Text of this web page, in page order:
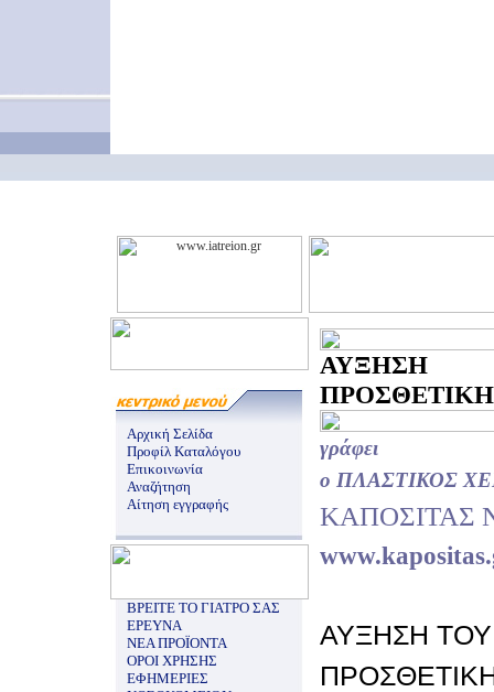
Αρχική Σελίδα
Προφίλ Καταλόγου
Επικοινωνία
Αναζήτηση
Αίτηση εγγραφής
ΒΡΕΙΤΕ ΤΟ ΓΙΑΤΡΟ ΣΑΣ
ΕΡΕΥΝΑ
ΝΕΑ ΠΡΟΪΟΝΤΑ
ΟΡΟΙ ΧΡΗΣΗΣ
ΕΦΗΜΕΡΙΕΣ
ΑΥΞΗΣΗ
ΠΡΟΣΘΕΤΙΚΗ
γράφει
ο ΠΛΑΣΤΙΚΟΣ
ΚΑΠΟΣΙΤΑΣ
ΑΥΞΗΣΗ